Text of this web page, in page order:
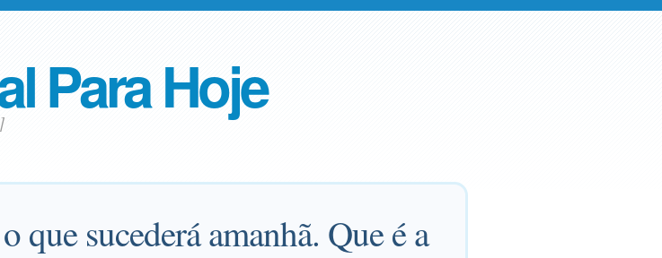
Para Hoje
]
que sucederá amanhã. Que é a